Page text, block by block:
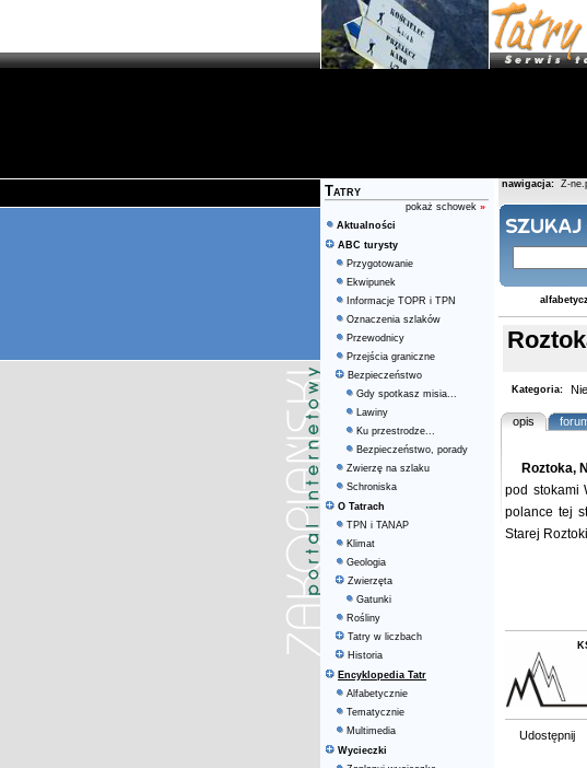
Tatry
pokaż schowek »
Aktualności
ABC turysty
Przygotowanie
Ekwipunek
Informacje TOPR i TPN
Oznaczenia szlaków
Przewodnicy
Przejścia graniczne
Bezpieczeństwo
Gdy spotkasz misia...
Lawiny
Ku przestrodze...
Bezpieczeństwo, porady
Zwierzę na szlaku
Schroniska
O Tatrach
TPN i TANAP
Klimat
Geologia
Zwierzęta
Gatunki
Rośliny
Tatry w liczbach
Historia
Encyklopedia Tatr
Alfabetycznie
Tematycznie
Multimedia
Wycieczki
nawigacja: Z-
Kategoria:
opis
Roztoka,
pod stokami
polance tej
Starej
Udostępnij